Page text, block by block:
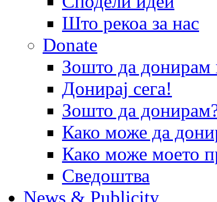
Што рекоа за нас
Donate
Зошто да
Донирај сега!
Зошто да
Како може да
Како може моето
Сведоштва
News & Publicity